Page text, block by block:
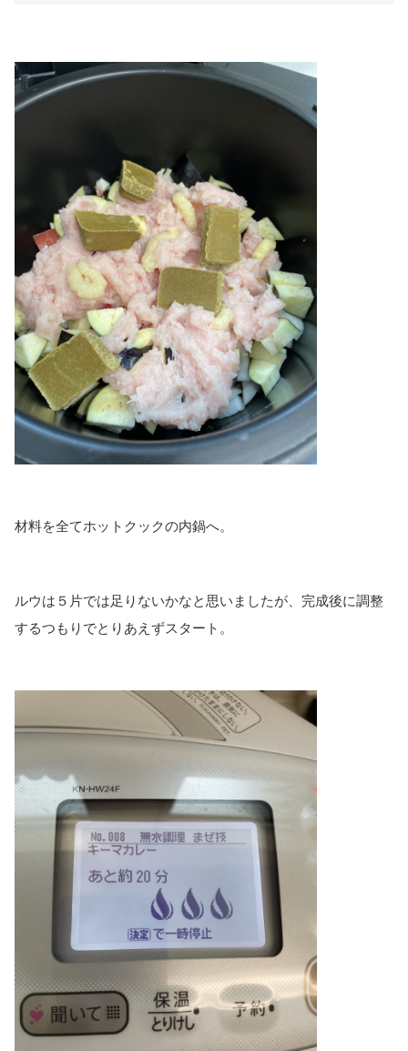
材料を全てホットクックの内鍋へ。
ルウは５片では足りないかなと思いましたが、完成後に調整
するつもりでとりあえずスタート。